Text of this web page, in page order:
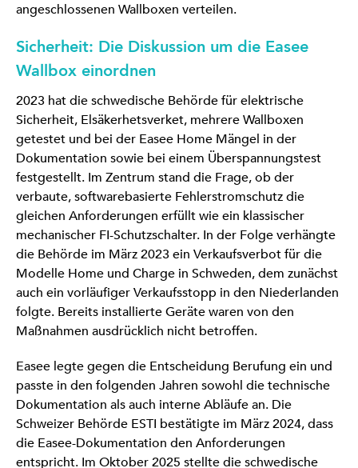
angeschlossenen Wallboxen verteilen.
Sicherheit: Die Diskussion um die Easee
Wallbox einordnen
2023 hat die schwedische Behörde für elektrische
Sicherheit, Elsäkerhetsverket, mehrere Wallboxen
getestet und bei der Easee Home Mängel in der
Dokumentation sowie bei einem Überspannungstest
festgestellt. Im Zentrum stand die Frage, ob der
verbaute, softwarebasierte Fehlerstromschutz die
gleichen Anforderungen erfüllt wie ein klassischer
mechanischer FI-Schutzschalter. In der Folge verhängte
die Behörde im März 2023 ein Verkaufsverbot für die
Modelle Home und Charge in Schweden, dem zunächst
auch ein vorläufiger Verkaufsstopp in den Niederlanden
folgte. Bereits installierte Geräte waren von den
Maßnahmen ausdrücklich nicht betroffen.
Easee legte gegen die Entscheidung Berufung ein und
passte in den folgenden Jahren sowohl die technische
Dokumentation als auch interne Abläufe an. Die
Schweizer Behörde ESTI bestätigte im März 2024, dass
die Easee-Dokumentation den Anforderungen
entspricht. Im Oktober 2025 stellte die schwedische